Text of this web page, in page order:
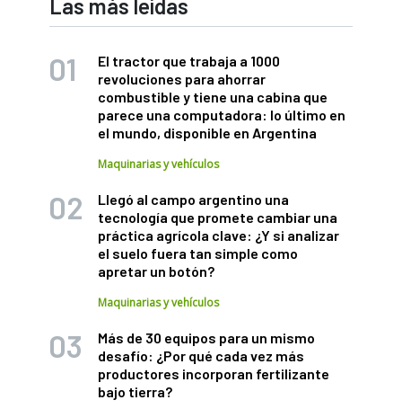
Las más leídas
El tractor que trabaja a 1000
revoluciones para ahorrar
combustible y tiene una cabina que
parece una computadora: lo último en
el mundo, disponible en Argentina
Maquinarias y vehículos
Llegó al campo argentino una
tecnología que promete cambiar una
práctica agrícola clave: ¿Y si analizar
el suelo fuera tan simple como
apretar un botón?
Maquinarias y vehículos
Más de 30 equipos para un mismo
desafío: ¿Por qué cada vez más
productores incorporan fertilizante
bajo tierra?